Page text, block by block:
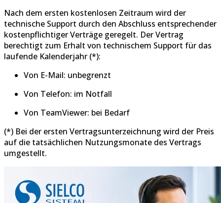
Nach dem ersten kostenlosen Zeitraum wird der
technische Support durch den Abschluss entsprechender
kostenpflichtiger Verträge geregelt. Der Vertrag
berechtigt zum Erhalt von technischem Support für das
laufende Kalenderjahr (*):
Von E-Mail: unbegrenzt
Von Telefon: im Notfall
Von TeamViewer: bei Bedarf
(*) Bei der ersten Vertragsunterzeichnung wird der Preis
auf die tatsächlichen Nutzungsmonate des Vertrags
umgestellt.